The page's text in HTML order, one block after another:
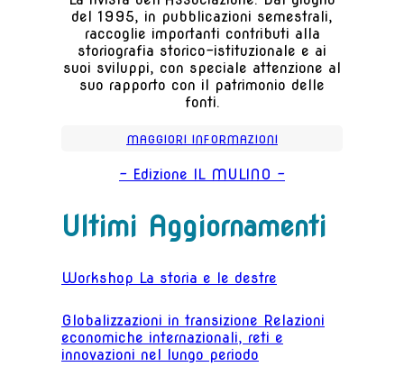
del 1995, in pubblicazioni semestrali,
raccoglie importanti contributi alla
storiografia storico-istituzionale e ai
suoi sviluppi, con speciale attenzione al
suo rapporto con il patrimonio delle
fonti.
MAGGIORI INFORMAZIONI
- Edizione IL MULINO -
Ultimi Aggiornamenti
Workshop La storia e le destre
Globalizzazioni in transizione Relazioni
economiche internazionali, reti e
innovazioni nel lungo periodo